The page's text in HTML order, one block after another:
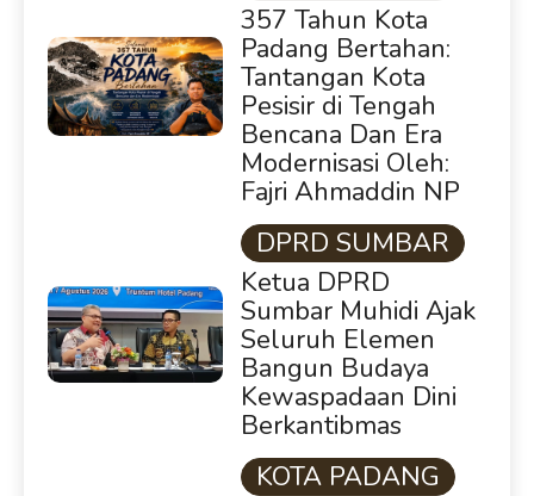
357 Tahun Kota
Padang Bertahan:
Tantangan Kota
Pesisir di Tengah
Bencana Dan Era
Modernisasi Oleh:
Fajri Ahmaddin NP
DPRD SUMBAR
Ketua DPRD
Sumbar Muhidi Ajak
Seluruh Elemen
Bangun Budaya
Kewaspadaan Dini
Berkantibmas
KOTA PADANG